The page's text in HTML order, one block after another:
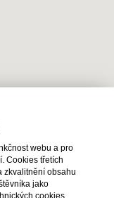
vyhrazena |
webu a pro
Cookies třetích
zkvalitnění obsahu
jako
cookies